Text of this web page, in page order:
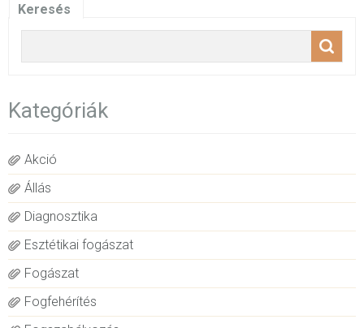
Keresés
Kategóriák
Akció
Állás
Diagnosztika
Esztétikai fogászat
Fogászat
Fogfehérítés